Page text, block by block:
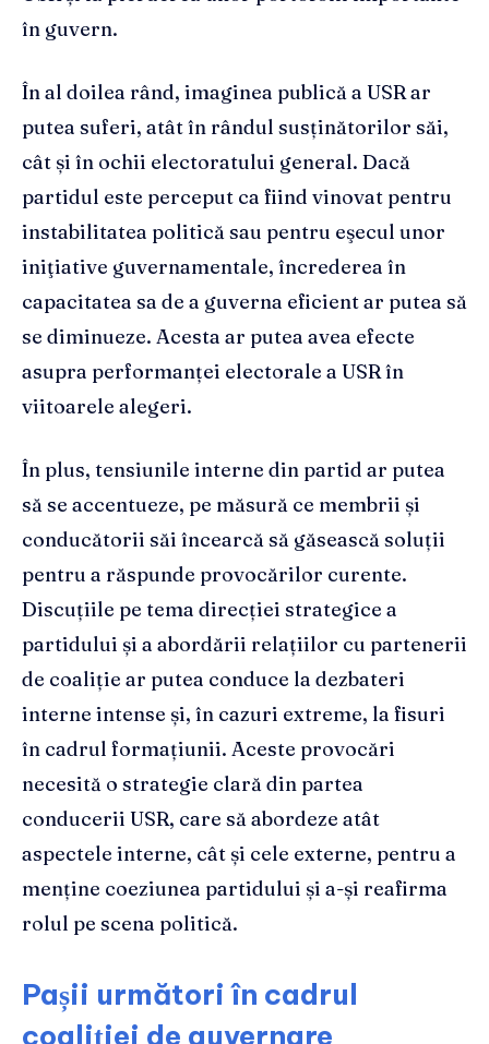
în guvern.
În al doilea rând, imaginea publică a USR ar
putea suferi, atât în rândul susținătorilor săi,
cât și în ochii electoratului general. Dacă
partidul este perceput ca fiind vinovat pentru
instabilitatea politică sau pentru eşecul unor
iniţiative guvernamentale, încrederea în
capacitatea sa de a guverna eficient ar putea să
se diminueze. Acesta ar putea avea efecte
asupra performanței electorale a USR în
viitoarele alegeri.
În plus, tensiunile interne din partid ar putea
să se accentueze, pe măsură ce membrii și
conducătorii săi încearcă să găsească soluții
pentru a răspunde provocărilor curente.
Discuțiile pe tema direcției strategice a
partidului și a abordării relațiilor cu partenerii
de coaliție ar putea conduce la dezbateri
interne intense și, în cazuri extreme, la fisuri
în cadrul formațiunii. Aceste provocări
necesită o strategie clară din partea
conducerii USR, care să abordeze atât
aspectele interne, cât și cele externe, pentru a
menține coeziunea partidului și a-și reafirma
rolul pe scena politică.
Pașii următori în cadrul
coaliției de guvernare